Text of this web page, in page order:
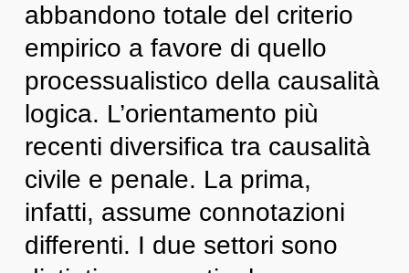
abbandono totale del criterio
empirico a favore di quello
processualistico della causalità
logica. L’orientamento più
recenti diversifica tra causalità
civile e penale. La prima,
infatti, assume connotazioni
differenti. I due settori sono